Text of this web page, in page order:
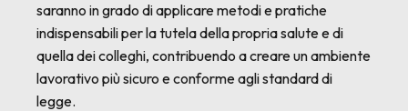
saranno in grado di applicare metodi e pratiche
indispensabili per la tutela della propria salute e di
quella dei colleghi, contribuendo a creare un ambiente
lavorativo più sicuro e conforme agli standard di
legge.